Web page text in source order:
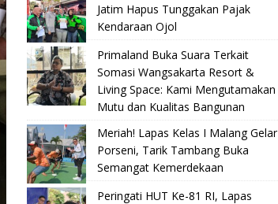
Jatim Hapus Tunggakan Pajak
Kendaraan Ojol
Primaland Buka Suara Terkait
Somasi Wangsakarta Resort &
Living Space: Kami Mengutamakan
Mutu dan Kualitas Bangunan
Meriah! Lapas Kelas I Malang Gelar
Porseni, Tarik Tambang Buka
Semangat Kemerdekaan
Peringati HUT Ke-81 RI, Lapas